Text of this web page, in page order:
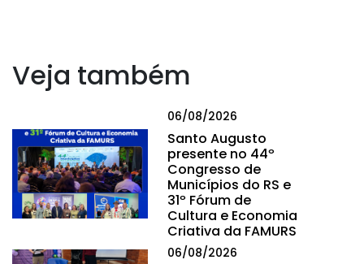
Veja também
06/08/2026
Santo Augusto
presente no 44º
Congresso de
Municípios do RS e
31º Fórum de
Cultura e Economia
Criativa da FAMURS
06/08/2026